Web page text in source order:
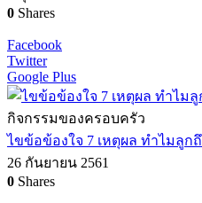
0 Shares
Facebook
Twitter
Google Plus
กิจกรรมของครอบครัว
ไขข้อข้องใจ 7 เหตุผล ทำไมลูก
26 กันยายน 2561
0 Shares